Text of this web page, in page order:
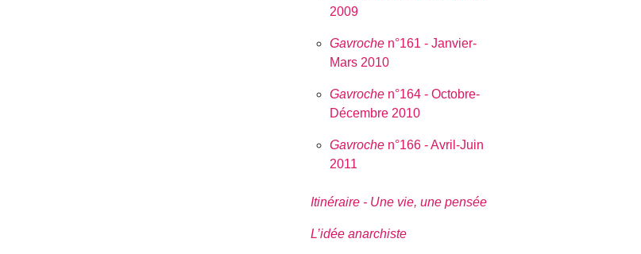
2009
Gavroche n°161 - Janvier-
Mars 2010
Gavroche n°164 - Octobre-
Décembre 2010
Gavroche n°166 - Avril-Juin
2011
Itinéraire - Une vie, une pensée
L’idée anarchiste